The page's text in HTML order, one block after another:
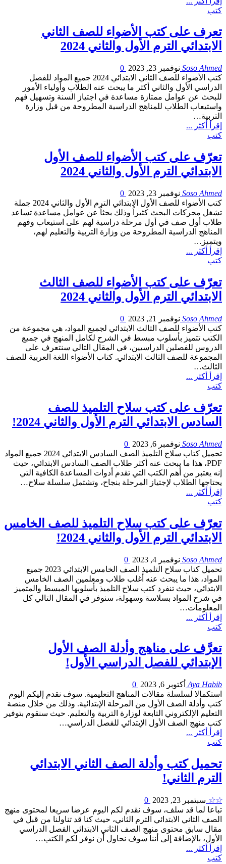
كتب
تعرف على كتب الأضواء للصف الثاني
الابتدائي الترم الأول والثاني 2024
Soso Ahmed نوفمبر 23, 2023
كتب الأضواء للصف الثاني الابتدائي 2024 جميع المواد للفصل
الدراسي الأول والثاني أكثر ما يبحث عنه الطلاب وأولياء الأمور
للبحث عن عوامل ممتازة مساعدة في اجتياز السنة وتسهيل فهم
واستيعاب الطلاب للمناهج الدراسية المطروحة من قبل وزارة
التربية…
إقرأ أكثر ...
كتب
تعرّف على كتب الأضواء للصف الأول
الابتدائي الترم الأول والثاني 2024
Soso Ahmed نوفمبر 23, 2023
كتب الأضواء للصف الأول الابتدائي الترم الأول والثاني 2024 جملة
تشغل محركات البحث كثيراُ وذلك بحثاُ عن عوامل مساعدة تساعد
طلاب أول صف في أول مرحلة دراسية لهم على استيعاب وفهم
المناهج الدراسية المطروحة من وزارة التربية والتعليم لهم،
ويتميز…
إقرأ أكثر ...
كتب
تعرّف على كتب الأضواء للصف الثالث
الابتدائي الترم الأول والثاني 2024
Soso Ahmed نوفمبر 21, 2023
كتب الأضواء للصف الثالث الابتدائي لجميع المواد، هي مجموعة من
الكتب تتميز بأسلوب مبسط في الشرح لكامل المنهج في جميع
الدروس للفصلين الدراسيين، في المقال التالي سنتعرف على
المجموعة للصف الثالث الابتدائي. كتاب الأضواء اللغة العربية للصف
الثالث…
إقرأ أكثر ...
كتب
تعرّف على كتب سلاح التلميذ للصف
السادس الابتدائي الترم الأول والثاني 2024!
Soso Ahmed نوفمبر 6, 2023
تحميل كتاب سلاح التلميذ الصف السادس الابتدائي 2024 جميع المواد
PDF، هذا ما يبحث عنه أكثر طلاب الصف السادس الابتدائي، حيث
إنه يعتبر من أهم الكتب التي تقدم أدوات المساعدة الكافية التي
يحتاجها الطلاب لإجتياز المرحلة بنجاح، وتشتمل سلسلة سلاح…
إقرأ أكثر ...
كتب
تعرّف على كتب سلاح التلميذ للصف الخامس
الابتدائي الترم الأول والثاني 2024!
Soso Ahmed نوفمبر 4, 2023
تحميل كتاب سلاح التلميذ الصف الخامس الابتدائي 2023 جميع
المواد، هذا ما يبحث عنه أغلب طلاب ومعلمين الصف الخامس
الابتدائي، حيث تنفرد كتب سلاح التلميذ بأسلوبها المبسط والمتميز
في شرح المواد بسلاسة وسهولة، سنوفر في المقال التالي كل
المعلومات…
إقرأ أكثر ...
كتب
تعرَّف على مناهج وأدلة الصف الأول
الإبتدائي للفصل الدراسي الأول!
Aya Habib أكتوبر 6, 2023
استكمالا لسلسلة مقالات المناهج التعليمية. سوف نقدم إليكم اليوم
كتب وأدلة الصف الأول من المرحلة الإبتدائية. وذلك من خلال منصة
التعليم الإلكتروني التابعة لوزارة التربية والتعليم. حيث سنقوم بتوفير
كتب منهج الصف الأول الإبتدائي للفصل الدراسي…
إقرأ أكثر ...
كتب
تحميل كتب وأدلة الصف الثاني الابتدائي
الترم الثاني!
☆☆ سبتمبر 23, 2023
تباعا لما قد سلف، سوف نقدم لكم اليوم عرضا سريعا لمحتوى منهج
الصف الثاني الابتدائي الترم الثاني، حيث كنا قد تناولنا من قبل في
مقال سابق محتوى منهج الصف الثاني الابتدائي الفصل الدراسي
الأول، بالإضافة إلى أننا سوف نحاول أن نوفر لكم الكتب…
إقرأ أكثر ...
كتب